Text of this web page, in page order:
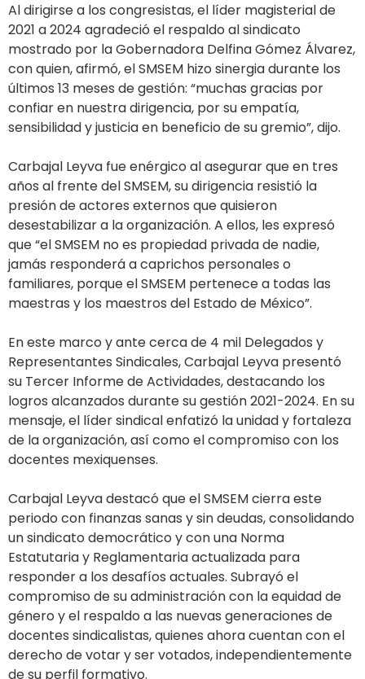
Al dirigirse a los congresistas, el líder magisterial de
2021 a 2024 agradeció el respaldo al sindicato
mostrado por la Gobernadora Delfina Gómez Álvarez,
con quien, afirmó, el SMSEM hizo sinergia durante los
últimos 13 meses de gestión: “muchas gracias por
confiar en nuestra dirigencia, por su empatía,
sensibilidad y justicia en beneficio de su gremio”, dijo.
Carbajal Leyva fue enérgico al asegurar que en tres
años al frente del SMSEM, su dirigencia resistió la
presión de actores externos que quisieron
desestabilizar a la organización. A ellos, les expresó
que “el SMSEM no es propiedad privada de nadie,
jamás responderá a caprichos personales o
familiares, porque el SMSEM pertenece a todas las
maestras y los maestros del Estado de México”.
En este marco y ante cerca de 4 mil Delegados y
Representantes Sindicales, Carbajal Leyva presentó
su Tercer Informe de Actividades, destacando los
logros alcanzados durante su gestión 2021-2024. En su
mensaje, el líder sindical enfatizó la unidad y fortaleza
de la organización, así como el compromiso con los
docentes mexiquenses.
Carbajal Leyva destacó que el SMSEM cierra este
periodo con finanzas sanas y sin deudas, consolidando
un sindicato democrático y con una Norma
Estatutaria y Reglamentaria actualizada para
responder a los desafíos actuales. Subrayó el
compromiso de su administración con la equidad de
género y el respaldo a las nuevas generaciones de
docentes sindicalistas, quienes ahora cuentan con el
derecho de votar y ser votados, independientemente
de su perfil formativo.